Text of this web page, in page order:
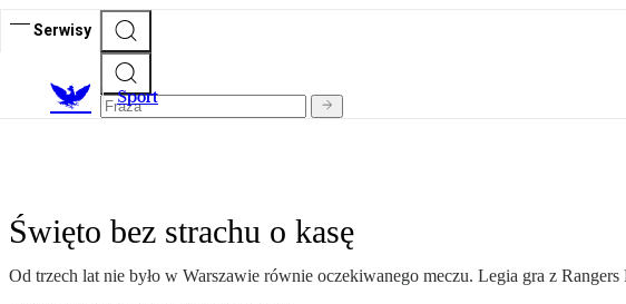
Serwisy
Sport
Święto bez strachu o kasę
Od trzech lat nie było w Warszawie równie oczekiwanego meczu. Legia gra z